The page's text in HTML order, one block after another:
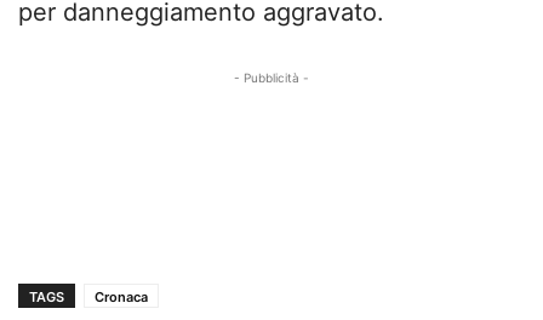
per danneggiamento aggravato.
- Pubblicità -
TAGS Cronaca